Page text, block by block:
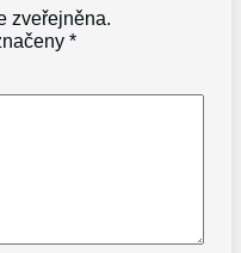
zveřejněna.
*